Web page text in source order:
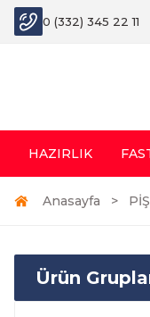
0 (332) 345 22 11
HAZIRLIK
Anasayfa
Ürün